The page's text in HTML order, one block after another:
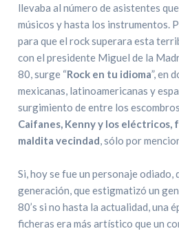
llevaba al número de asistentes
músicos y hasta los instrumentos.
para que el rock superara esta
con el presidente Miguel de la
80, surge “Rock en tu idioma”, en
mexicanas, latinoamericanas y
surgimiento de entre los
Caifanes, Kenny y los eléctricos,
maldita vecindad , sólo por
Si, hoy se fue un personaje odiado,
generación, que estigmatizó un
80’s si no hasta la actualidad, una
ficheras era más artístico que un